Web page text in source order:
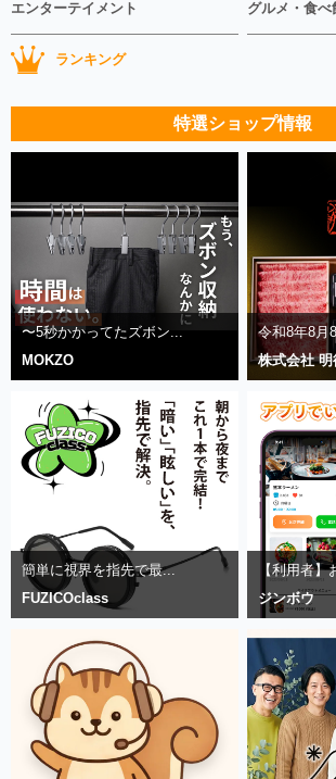
エンターテイメント グルメ・食べ
ランキング
特選ショップ情報
〜5秒かかってたズボン...
MOKZO
令和8年8月
株式会社 明
簡単に視界を指先で最...
FUZICOclass
【利用者
ジンボウ